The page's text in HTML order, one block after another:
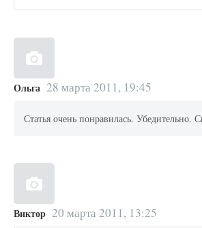
Ольга 28 марта 2011, 19:45
Статья очень понравилась. Убедительно.
Виктор 20 марта 2011, 13:25